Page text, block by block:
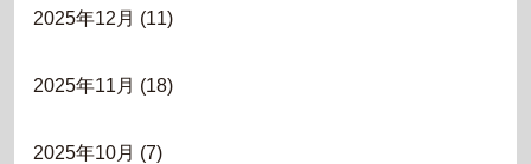
2025年12月 (11)
2025年11月 (18)
2025年10月 (7)